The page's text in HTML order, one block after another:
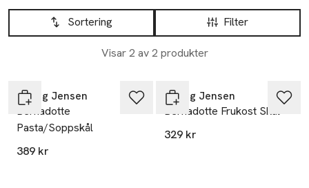
Hoppa till produktsidan
Filter
Sortering
Visar 2 av 2 produkter
Lista över produkter
Georg Jensen
Bernadotte
Pasta/Soppskål
389 kr
Georg Jensen
Bernadotte Frukost Skål
329 kr